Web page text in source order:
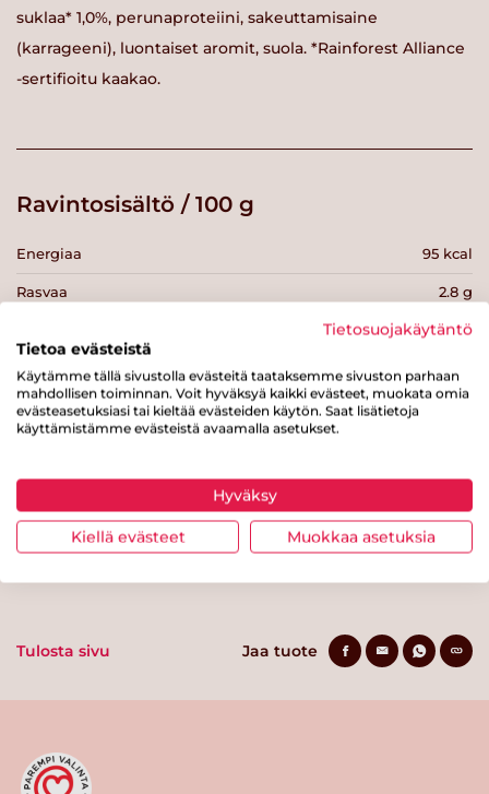
suklaa* 1,0%, perunaproteiini, sakeuttamisaine
(karrageeni), luontaiset aromit, suola. *Rainforest Alliance
-sertifioitu kaakao.
Ravintosisältö / 100 g
Energiaa 95 kcal
Rasvaa 2.8 g
0.5 g
Hiilihydraatteja
josta sokereita
Proteiinia 1.3 g
Suolaa 0.2 g
Tulosta sivu Jaa tuote
Tietosuojakäytäntö
Tietoa evästeistä
Käytämme tällä sivustolla evästeitä taataksemme sivuston parhaan
mahdollisen toiminnan. Voit hyväksyä kaikki evästeet, muokata omia
evästeasetuksiasi tai kieltää evästeiden käytön. Saat lisätietoja
käyttämistämme evästeistä avaamalla asetukset.
Hyväksy
Kiellä evästeet Muokkaa asetuksia